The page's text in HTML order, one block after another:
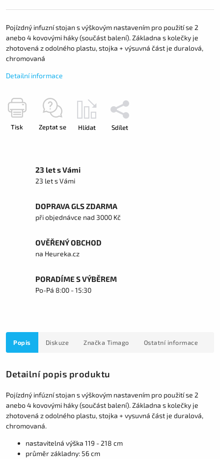
Pojízdný infuzní stojan s výškovým nastavením pro použití se 2
anebo 4 kovovými háky (součást balení). Základna s kolečky je
zhotovená z odolného plastu, stojka + výsuvná část je duralová,
chromovaná
Detailní informace
Tisk Zeptat se Hlídat Sdílet
23 let s Vámi
23 let s Vámi
DOPRAVA GLS ZDARMA
při objednávce nad 3000 Kč
OVĚŘENÝ OBCHOD
na Heureka.cz
PORADÍME S VÝBĚREM
Po-Pá 8:00 - 15:30
Popis Diskuze Značka Timago Ostatní informace
Detailní popis produktu
Pojízdný infúzní stojan s výškovým nastavením pro použití se 2
anebo 4 kovovými háky (součást balení). Základna s kolečky je
zhotovená z odolného plastu, stojka + vysuvná část je duralová,
chromovaná.
nastavitelná výška 119 - 218 cm
průměr základny: 56 cm